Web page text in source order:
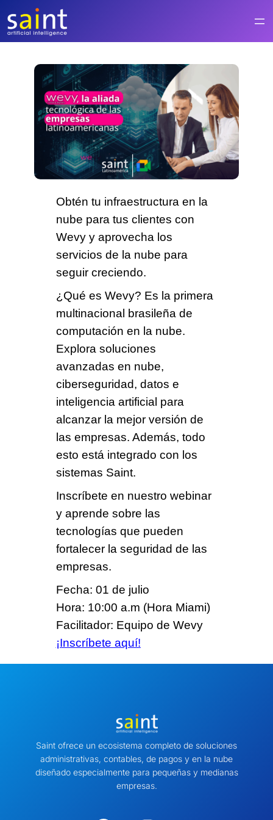
contenido
Obtén tu infraestructura en la
nube para tus clientes con
Wevy y aprovecha los
servicios de la nube para
seguir creciendo.
¿Qué es Wevy? Es la primera
multinacional
brasileña de
computación en la nube.
Explora soluciones
avanzadas en nube,
ciberseguridad, datos e
inteligencia artificial para
alcanzar la mejor versión de
las empresas. Además, todo
esto está integrado con los
sistemas Saint.
Inscríbete en nuestro webinar
y aprende sobre las
tecnologías que pueden
fortalecer la seguridad de las
empresas.
Fecha: 01 de julio
Hora: 10:00 a.m (Hora Miami)
Facilitador: Equipo de Wevy
¡Inscríbete aquí!
Saint ofrece un ecosistema completo de soluciones
administrativas, contables, de pagos y en la nube
diseñado especialmente para pequeñas y medianas
empresas.